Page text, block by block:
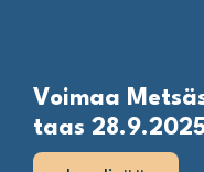
Voimaa
taas